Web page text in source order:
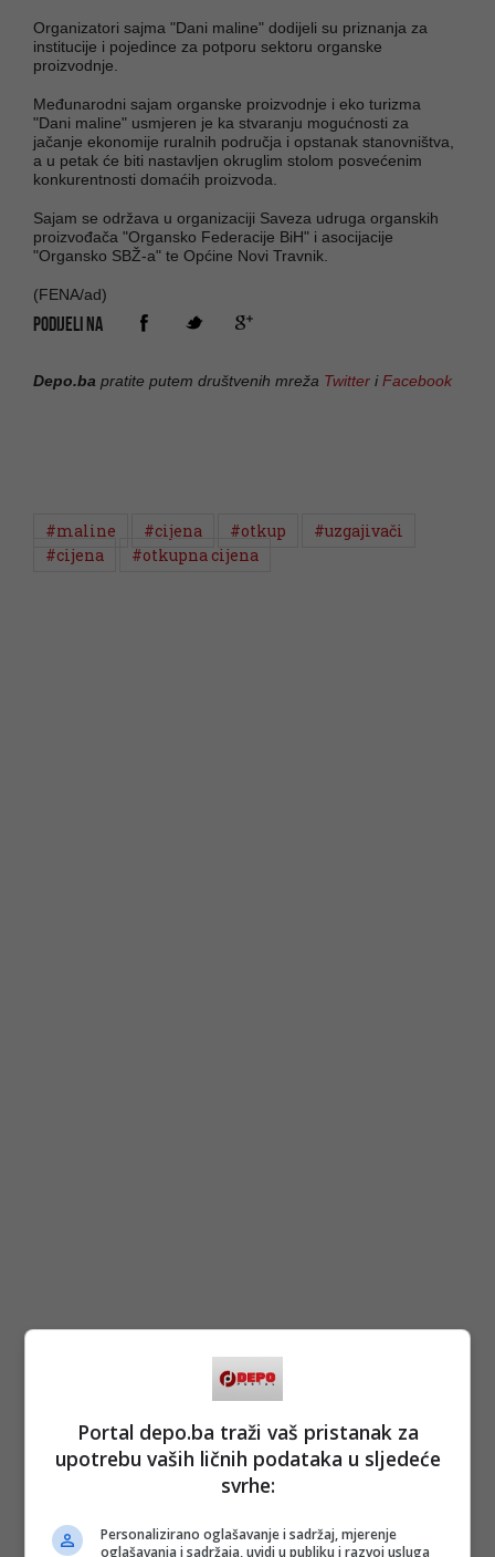
Organizatori sajma "Dani maline" dodijeli su priznanja za
institucije i pojedince za potporu sektoru organske
proizvodnje.
Međunarodni sajam organske proizvodnje i eko turizma
"Dani maline" usmjeren je ka stvaranju mogućnosti za
jačanje ekonomije ruralnih područja i opstanak stanovništva,
a u petak će biti nastavljen okruglim stolom posvećenim
konkurentnosti domaćih proizvoda.
Sajam se održava u organizaciji Saveza udruga organskih
proizvođača "Organsko Federacije BiH" i asocijacije
"Organsko SBŽ-a" te Općine Novi Travnik.
(FENA/ad)
PODIJELI NA
Depo.ba pratite putem društvenih mreža Twitter iFacebook
#maline #cijena #otkup
#uzgajivači
#cijena
#otkupna cijena
Portal depo.ba traži vaš pristanak za
upotrebu vaših ličnih podataka u sljedeće
svrhe:
Personalizirano oglašavanje i sadržaj, mjerenje
oglašavanja i sadržaja, uvidi u publiku i razvoj usluga